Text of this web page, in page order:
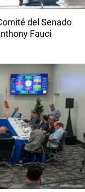
del Senado
Fauci